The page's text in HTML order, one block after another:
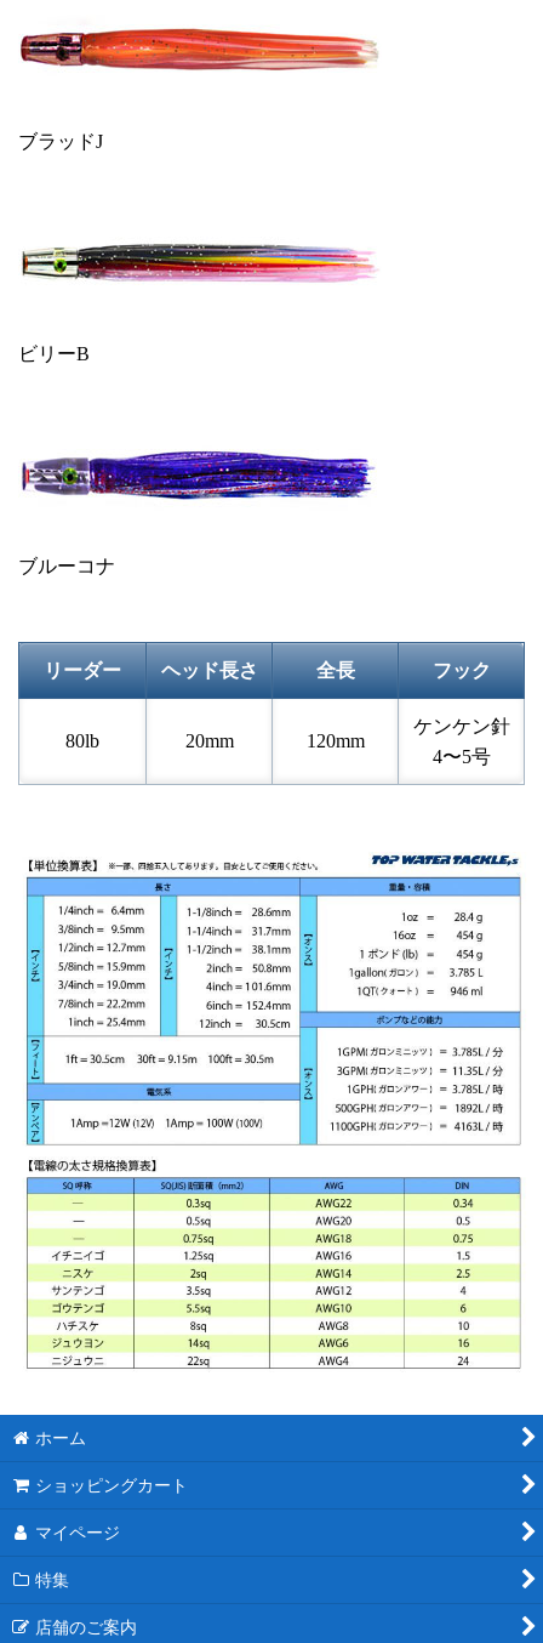
ブラッドJ
ビリーB
ブルーコナ
リーダー ヘッド長さ 全長 フック
80lb 20mm 120mm
ケンケン針
4〜5号
ホーム
ショッピングカート
マイページ
特集
店舗のご案内